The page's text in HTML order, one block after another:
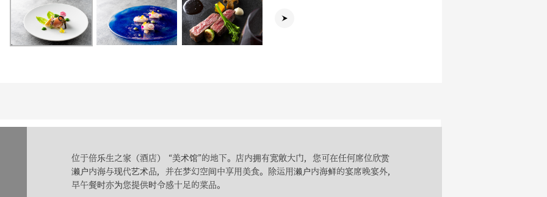
位于倍乐生之家（酒店） “美术馆”的地下。店内拥有宽敞大门，您可在任何席位欣赏
濑户内海与现代艺术品，并在梦幻空间中享用美食。除运用濑户内海鲜的宴席晚宴外，
早午餐时亦为您提供时令感十足的菜品。